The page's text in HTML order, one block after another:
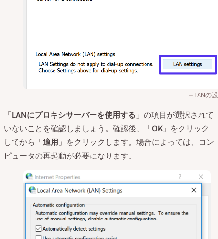
LANの
「LANにプロキシサーバーを使用する 」の項目が選択されて
いないことを確認しましょう。確認後、「OK 」をクリック
してから「適用 」をクリックします。場合によっては、コン
ピュータの再起動が必要になります。